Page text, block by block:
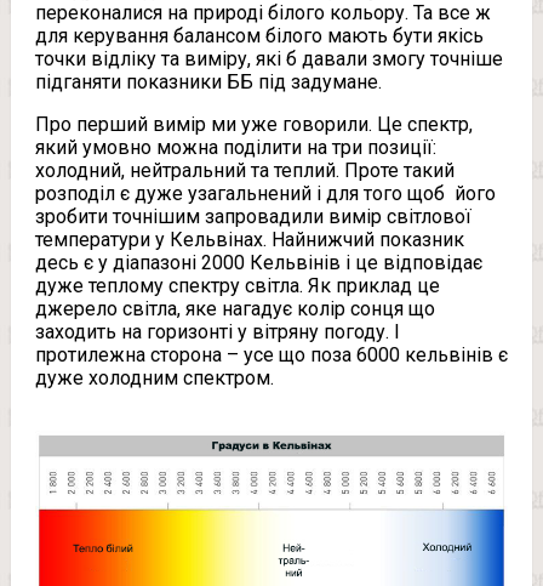
переконалися на природі білого кольору. Та все ж
для керування балансом білого мають бути якісь
точки відліку та виміру, які б давали змогу точніше
підганяти показники ББ під задумане.
Про перший вимір ми уже говорили. Це спектр,
який умовно можна поділити на три позиції:
холодний, нейтральний та теплий. Проте такий
розподіл є дуже узагальнений і для того щоб його
зробити точнішим запровадили вимір світлової
температури у Кельвінах. Найнижчий показник
десь є у діапазоні 2000 Кельвінів і це відповідає
дуже теплому спектру світла. Як приклад це
джерело світла, яке нагадує колір сонця що
заходить на горизонті у вітряну погоду. І
протилежна сторона – усе що поза 6000 кельвінів є
дуже холодним спектром.